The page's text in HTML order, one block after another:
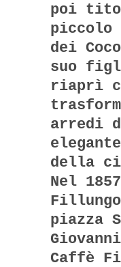
poi
piccolo
dei
suo
riaprì
arredi
della
Nel
piazza
Caffè